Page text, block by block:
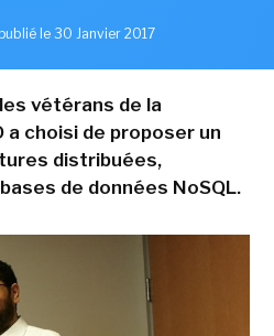
publié le 30 Janvier 2017
vétérans de la
a choisi de proposer un
distribuées,
de données NoSQL.